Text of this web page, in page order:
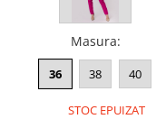
Masura:
36 38 40
STOC EPUIZAT